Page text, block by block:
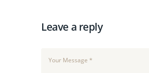
Leave a reply